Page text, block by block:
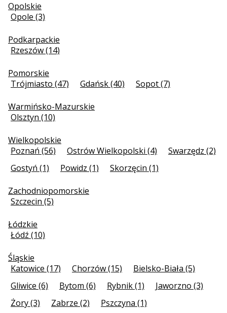
Opolskie
Opole (3)
Podkarpackie
Rzeszów (14)
Pomorskie
Trójmiasto (47)
Gdańsk (40) Sopot (7)
Warmińsko-Mazurskie
Olsztyn (10)
Wielkopolskie
Poznań (56)
Ostrów Wielkopolski (4)
Swarzędz (2)
Gostyń (1)
Powidz (1) Skorzęcin (1)
Zachodniopomorskie
Szczecin (5)
Łódzkie
Łódź (10)
Śląskie
Katowice (17)
Chorzów (15)
Bielsko-Biała (5)
Gliwice (6)
Bytom (6) Rybnik (1)
Jaworzno (3)
Żory (3)
Zabrze (2) Pszczyna (1)